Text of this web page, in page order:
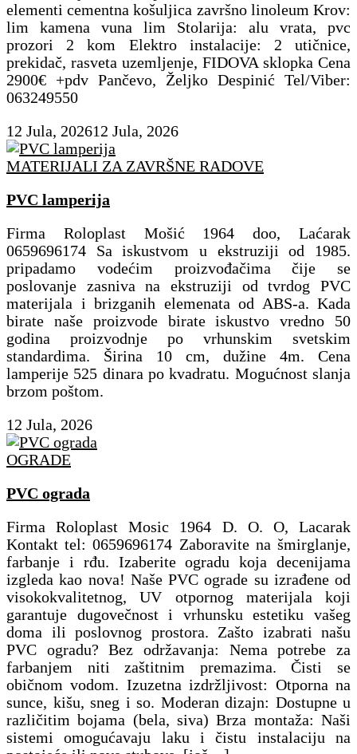
elementi cementna košuljica završno linoleum Krov:
lim kamena vuna lim Stolarija: alu vrata, pvc
prozori 2 kom Elektro instalacije: 2 utičnice,
prekidač, rasveta uzemljenje, FIDOVA sklopka Cena
2900€ +pdv Pančevo, Željko Despinić Tel/Viber:
063249550
12 Jula, 202612 Jula, 2026
MATERIJALI ZA ZAVRŠNE RADOVE
PVC lamperija
Firma Roloplast Mošić 1964 doo, Laćarak
0659696174 Sa iskustvom u ekstruziji od 1985.
pripadamo vodećim proizvođačima čije se
poslovanje zasniva na ekstruziji od tvrdog PVC
materijala i brizganih elemenata od ABS-a. Kada
birate naše proizvode birate iskustvo vredno 50
godina proizvodnje po vrhunskim svetskim
standardima. Širina 10 cm, dužine 4m. Cena
lamperije 525 dinara po kvadratu. Mogućnost slanja
brzom poštom.
12 Jula, 2026
OGRADE
PVC ograda
Firma Roloplast Mosic 1964 D. O. O, Lacarak
Kontakt tel: 0659696174 Zaboravite na šmirglanje,
farbanje i rđu. Izaberite ogradu koja decenijama
izgleda kao nova! ​Naše PVC ograde su izrađene od
visokokvalitetnog, UV otpornog materijala koji
garantuje dugovečnost i vrhunsku estetiku vašeg
doma ili poslovnog prostora. Zašto izabrati našu
PVC ogradu? ​Bez održavanja: Nema potrebe za
farbanjem niti zaštitnim premazima. Čisti se
običnom vodom. ​Izuzetna izdržljivost: Otporna na
sunce, kišu, sneg i so. ​Moderan dizajn: Dostupne u
različitim bojama (bela, siva) ​Brza montaža: Naši
sistemi omogućavaju laku i čistu instalaciju na